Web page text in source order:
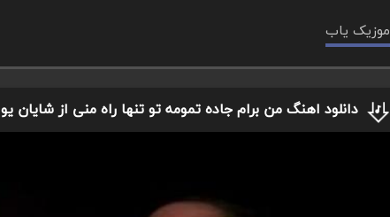
موزیک یاب
دانلود اهنگ من برام جاده تمومه تو تنها راه منی از شایان یو